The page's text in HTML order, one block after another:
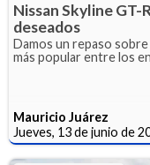
Nissan Skyline GT-
deseados
Damos un repaso
más popular entre los
Mauricio Juárez
Jueves, 13 de junio de